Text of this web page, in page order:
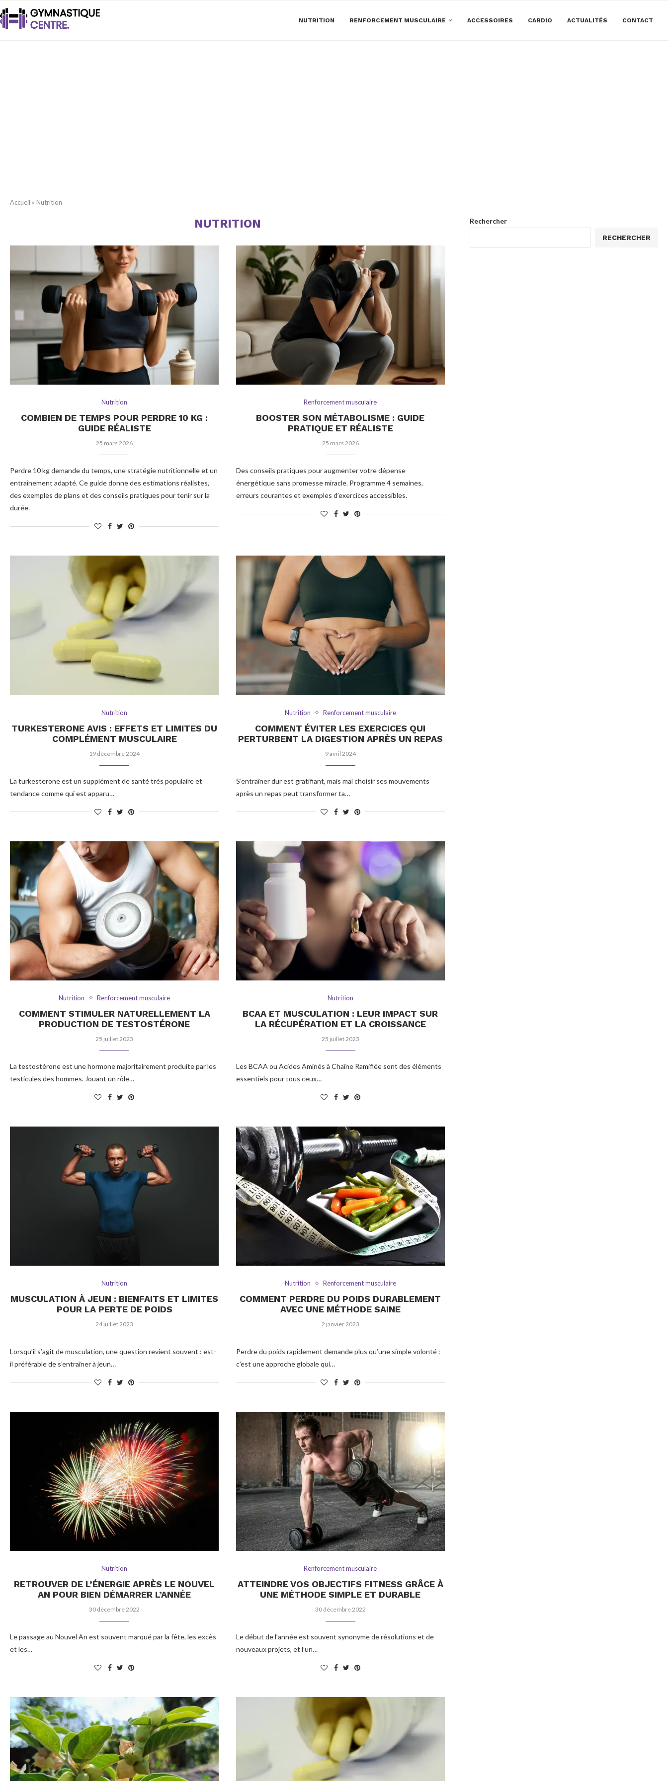
NUTRITION RENFORCEMENT MUSCULAIRE ACCESSOIRES CARDIO ACTUALITÉS CONTACT
Accueil » Nutrition
NUTRITION
Nutrition
COMBIEN DE TEMPS POUR PERDRE 10 KG :
GUIDE RÉALISTE
25 mars 2026
Perdre 10 kg demande du temps, une stratégie nutritionnelle et un
entraînement adapté. Ce guide donne des estimations réalistes,
des exemples de plans et des conseils pratiques pour tenir sur la
durée.
Renforcement musculaire
BOOSTER SON MÉTABOLISME : GUIDE
PRATIQUE ET RÉALISTE
25 mars 2026
Des conseils pratiques pour augmenter votre dépense
énergétique sans promesse miracle. Programme 4 semaines,
erreurs courantes et exemples d’exercices accessibles.
Nutrition
TURKESTERONE AVIS : EFFETS ET LIMITES DU
COMPLÉMENT MUSCULAIRE
19 décembre 2024
La turkesterone est un supplément de santé très populaire et
tendance comme qui est apparu…
Nutrition Renforcement musculaire
COMMENT ÉVITER LES EXERCICES QUI
PERTURBENT LA DIGESTION APRÈS UN REPAS
9 avril 2024
S’entraîner dur est gratifiant, mais mal choisir ses mouvements
après un repas peut transformer ta…
Nutrition Renforcement musculaire
COMMENT STIMULER NATURELLEMENT LA
PRODUCTION DE TESTOSTÉRONE
25 juillet 2023
La testostérone est une hormone majoritairement produite par les
testicules des hommes. Jouant un rôle…
Nutrition
BCAA ET MUSCULATION : LEUR IMPACT SUR
LA RÉCUPÉRATION ET LA CROISSANCE
25 juillet 2023
Les BCAA ou Acides Aminés à Chaîne Ramifiée sont des éléments
essentiels pour tous ceux…
Nutrition
MUSCULATION À JEUN : BIENFAITS ET LIMITES
POUR LA PERTE DE POIDS
24 juillet 2023
Lorsqu’il s’agit de musculation, une question revient souvent : est-
il préférable de s’entraîner à jeun…
Nutrition Renforcement musculaire
COMMENT PERDRE DU POIDS DURABLEMENT
AVEC UNE MÉTHODE SAINE
2 janvier 2023
Perdre du poids rapidement demande plus qu’une simple volonté :
c’est une approche globale qui…
Nutrition
RETROUVER DE L’ÉNERGIE APRÈS LE NOUVEL
AN POUR BIEN DÉMARRER L’ANNÉE
30 décembre 2022
Le passage au Nouvel An est souvent marqué par la fête, les excès
et les…
Renforcement musculaire
ATTEINDRE VOS OBJECTIFS FITNESS GRÂCE À
UNE MÉTHODE SIMPLE ET DURABLE
30 décembre 2022
Le début de l’année est souvent synonyme de résolutions et de
nouveaux projets, et l’un…
Rechercher
RECHERCHER